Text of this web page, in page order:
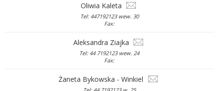
Oliwia Kaleta
Tel: 447192123 wew. 30
Fax:
Aleksandra Ziajka
Tel: 44 7192123 wew. 24
Fax:
Żaneta Bykowska - Winkiel